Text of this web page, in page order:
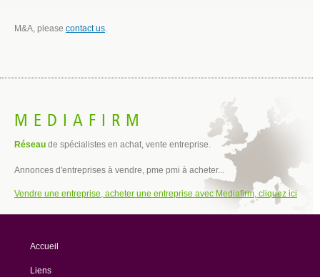
M&A, please contact us.
MEDIAFIRM
Réseau de spécialistes en achat, vente entreprise.
Annonces d'entreprises à vendre, pme pmi à acheter...
Vendre une entreprise, acheter une entreprise avec Mediafirm, cliquez ici
Accueil
Liens